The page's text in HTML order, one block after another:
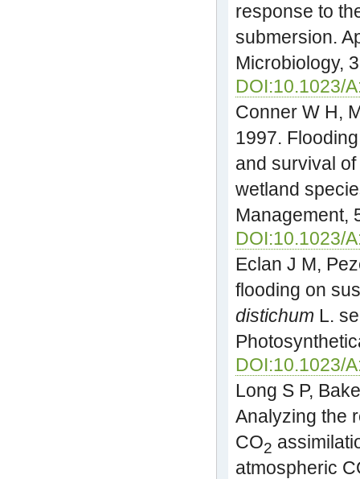
response to
submersion.
Microbiology,
DOI:10.1023/
Conner W H,
1997.
and survival
wetland
Management,
DOI:10.1023/
Eclan J M,
flooding on
distichum L.
DOI:10.1023/
Long S P,
Analyzing the
CO2
atmospheric